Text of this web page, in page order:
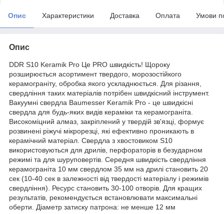
Опис Характеристики Доставка Оплата Умови
Опис
DDR S10 Keramik Pro Це PRO швидкість! Щороку
розширюється асортимент твердого, морозостійкого
керамограніту, обробка якого ускладнюється. Для різання,
свердління таких матеріалів потрібен швидкісний інструмент.
Вакуумні свердла Baumesser Keramik Pro - це швидкісні
свердла для будь-яких видів кераміки та керамограніта.
Високоміцний алмаз, закріплений у твердій зв'язці, формує
розвинені ріжучі мікрорезці, які ефективно проникають в
керамічний матеріал. Свердла з хвостовиком S10
використовуються для дрилів, перфораторів в безударном
режимі та для шуруповертів. Середня швидкість свердління
керамограніта 10 мм свердлом 35 мм на дрилі становить 20
сек (10-40 сек в залежності від твердості матеріалу і режимів
свердління). Ресурс становить 30-100 отворів. Для кращих
результатів, рекомендується встановлювати максимальні
оберти. Діаметр затиску патрона: не менше 12 мм